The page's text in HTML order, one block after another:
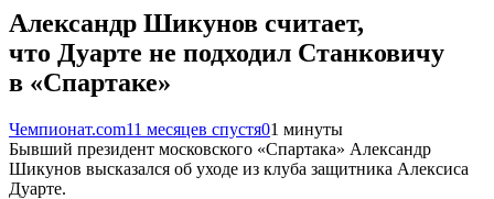
Александр Шикунов считает,
что Дуарте не подходил Станковичу
в «Спартаке»
Чемпионат.com11 месяцев спустя01 минуты
Бывший президент московского «Спартака» Александр
Шикунов высказался об уходе из клуба защитника Алексиса
Дуарте.